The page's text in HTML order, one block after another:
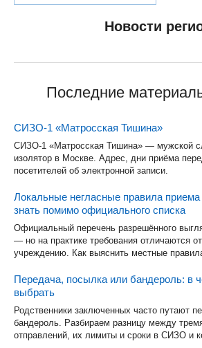
Новости
Последние
СИЗО-1 «Матросская Тишина»
СИЗО-1 «Матросская Тишина» — мужской
изолятор в Москве. Адрес, дни приёма
посетителей об электронной записи.
Локальные негласные правила
знать помимо официального списка
Официальный перечень разрешённого
— но на практике требования отличаются
учреждению. Как выяснить местные
Передача, посылка или бандероль: в
выбрать
Родственники заключенных часто путают
бандероль. Разбираем разницу между
отправлений, их лимиты и сроки в СИЗО и